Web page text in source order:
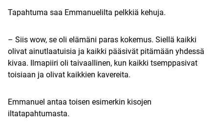
Tapahtuma saa Emmanuelilta pelkkiä kehuja.
– Siis wow, se oli elämäni paras kokemus. Siellä kaikki
olivat ainutlaatuisia ja kaikki pääsivät pitämään yhdessä
kivaa. Ilmapiiri oli taivaallinen, kun kaikki tsemppasivat
toisiaan ja olivat kaikkien kavereita.
Emmanuel antaa toisen esimerkin kisojen
iltatapahtumasta.